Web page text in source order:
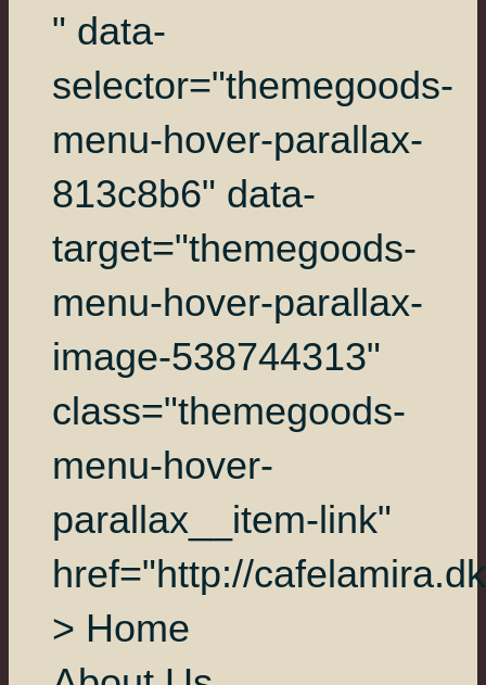
" data-
selector="themegoods-
menu-hover-parallax-
813c8b6" data-
target="themegoods-
menu-hover-parallax-
image-538744313"
class="themegoods-
menu-hover-
parallax__item-link"
href="http://
> Home